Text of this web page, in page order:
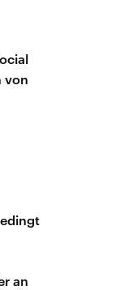
von
an